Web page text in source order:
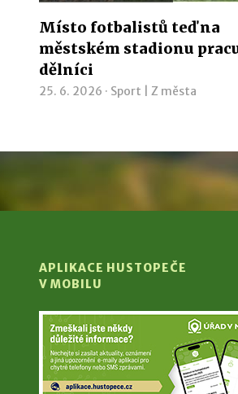
Místo fotbalistů teď na
městském stadionu
dělníci
25. 6. 2026 · Sport Z města
APLIKACE HUSTOPEČE
V MOBILU